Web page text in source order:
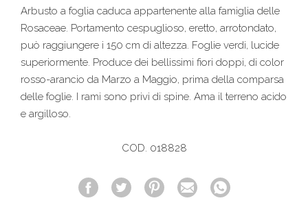
Arbusto a foglia caduca appartenente alla famiglia delle
Rosaceae. Portamento cespuglioso, eretto, arrotondato,
può raggiungere i 150 cm di altezza. Foglie verdi, lucide
superiormente. Produce dei bellissimi fiori doppi, di color
rosso-arancio da Marzo a Maggio, prima della comparsa
delle foglie. I rami sono privi di spine. Ama il terreno acido
e argilloso.
COD. 018828